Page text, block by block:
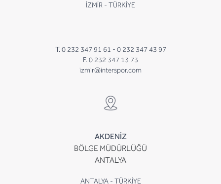
İZMİR - TÜRKİYE
T. 0 232 347 91 61 - 0 232 347 43 97
F. 0 232 347 13 73
izmir@interspor.com
AKDENİZ
BÖLGE MÜDÜRLÜĞÜ
ANTALYA
ANTALYA - TÜRKİYE